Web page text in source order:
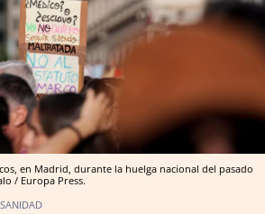
en Madrid, durante la huelga nacional del pasado
/ Europa Press.